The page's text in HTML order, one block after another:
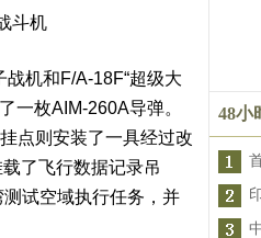
斗机
机和F/A-18F“超级大
一枚AIM-260A导弹。
点则安装了一具经过改
了飞行数据记录吊
试空域执行任务，并
48小